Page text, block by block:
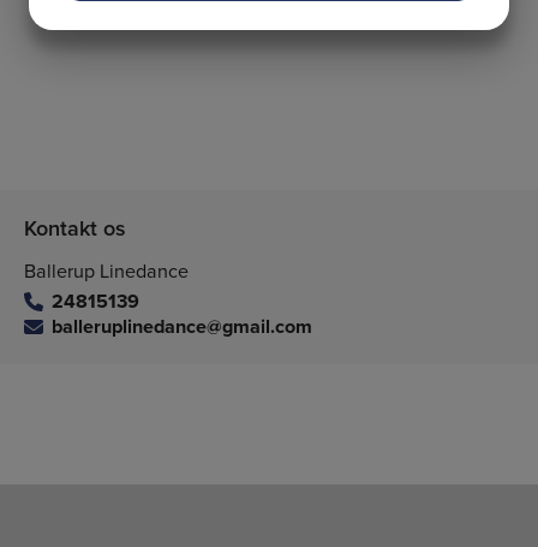
Kontakt os
Ballerup Linedance
24815139
balleruplinedance@gmail.com